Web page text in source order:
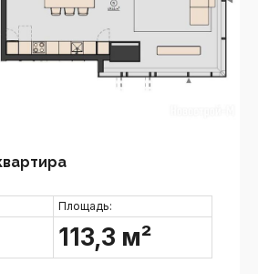
Площадь:
113,3 м²